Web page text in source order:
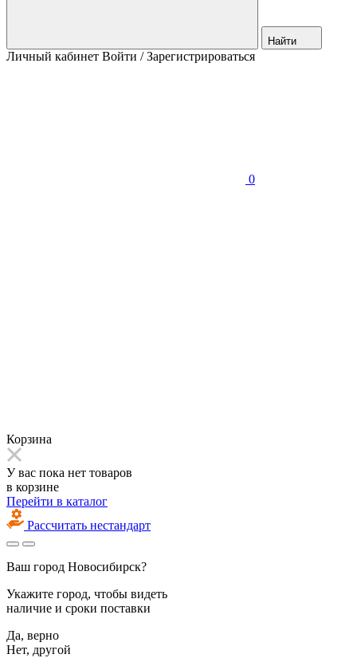
Найти
Личный кабинет Войти / Зарегистрироваться
0
Корзина
У вас пока нет товаров
в корзине
Перейти в каталог
Рассчитать нестандарт
Ваш город Новосибирск?
Укажите город, чтобы видеть
наличие и сроки поставки
Да, верно
Нет, другой